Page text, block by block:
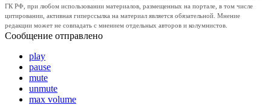
ГК РФ, при любом использовании материалов, размещенных на портале, в том числе
цитировании, активная гиперссылка на материал является обязательной. Мнение
редакции может не совпадать с мнением отдельных авторов и колумнистов.
Сообщение отправлено
play
pause
mute
unmute
max volume